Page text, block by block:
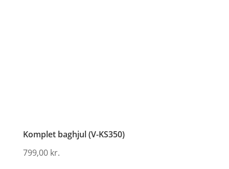
Komplet baghjul (V-KS350)
799,00 kr.